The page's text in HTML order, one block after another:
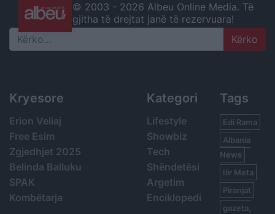
© 2003 - 2026 Albeu Online Media. Të
gjitha të drejtat janë të rezervuara!
Search
Kryesore
Erion Veliaj
Free Esim
Zgjedhjet 2025
Belinda Balluku
SPAK
Kombëtarja
Kategori
Lifestyle
Showbiz
Tech
Shëndetësi
Argetim
Enciklopedi
Tags
Edi Rama
Albania
News
Ilir Meta
Piranjat
gazeta,